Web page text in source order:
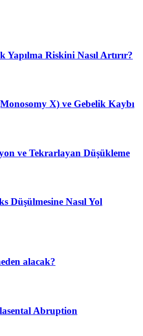
Yapılma Riskini Nasıl Artırır?
X) ve Gebelik Kaybı
ve Tekrarlayan Düşükleme
Düşülmesine Nasıl Yol
alacak?
Abruption